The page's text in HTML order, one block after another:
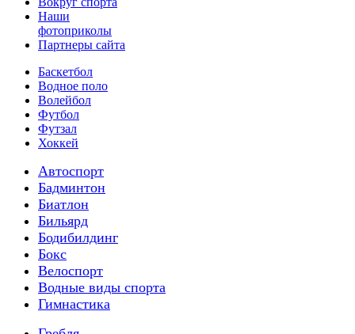
Наши
фотоприколы
Партнеры сайта
Баскетбол
Водное поло
Волейбол
Футбол
Футзал
Хоккей
Автоспорт
Бадминтон
Биатлон
Бильярд
Бодибилдинг
Бокс
Велоспорт
Водные виды спорта
Гимнастика